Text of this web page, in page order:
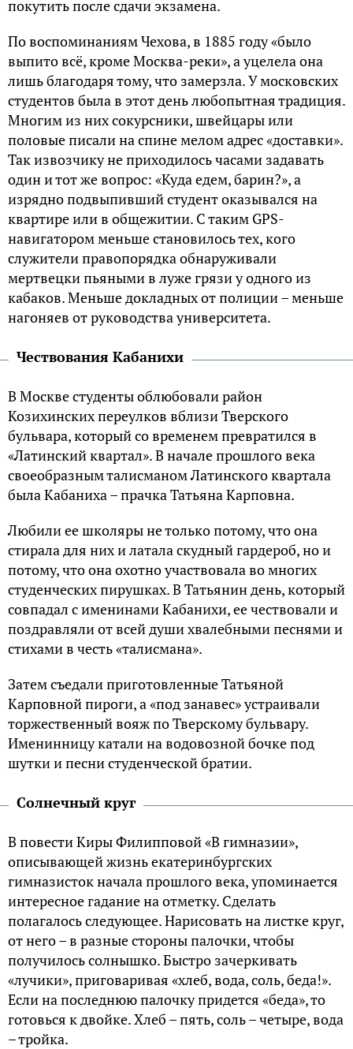
покутить после сдачи экзамена.
По воспоминаниям Чехова, в 1885 году «было
выпито всё, кроме Москва-реки», а уцелела она
лишь благодаря тому, что замерзла. У московских
студентов была в этот день любопытная традиция.
Многим из них сокурсники, швейцары или
половые писали на спине мелом адрес «доставки».
Так извозчику не приходилось часами задавать
один и тот же вопрос: «Куда едем, барин?», а
изрядно подвыпивший студент оказывался на
квартире или в общежитии. С таким GPS-
навигатором меньше становилось тех, кого
служители правопорядка обнаруживали
мертвецки пьяными в луже грязи у одного из
кабаков. Меньше докладных от полиции – меньше
нагоняев от руководства университета.
Чествования Кабанихи
В Москве студенты облюбовали район
Козихинских переулков вблизи Тверского
бульвара, который со временем превратился в
«Латинский квартал». В начале прошлого века
своеобразным талисманом Латинского квартала
была Кабаниха – прачка Татьяна Карповна.
Любили ее школяры не только потому, что она
стирала для них и латала скудный гардероб, но и
потому, что она охотно участвовала во многих
студенческих пирушках. В Татьянин день, который
совпадал с именинами Кабанихи, ее чествовали и
поздравляли от всей души хвалебными песнями и
стихами в честь «талисмана».
Затем съедали приготовленные Татьяной
Карповной пироги, а «под занавес» устраивали
торжественный вояж по Тверскому бульвару.
Именинницу катали на водовозной бочке под
шутки и песни студенческой братии.
Солнечный круг
В повести Киры Филипповой «В гимназии»,
описывающей жизнь екатеринбургских
гимназисток начала прошлого века, упоминается
интересное гадание на отметку. Сделать
полагалось следующее. Нарисовать на листке круг,
от него – в разные стороны палочки, чтобы
получилось солнышко. Быстро зачеркивать
«лучики», приговаривая «хлеб, вода, соль, беда!».
Если на последнюю палочку придется «беда», то
готовься к двойке. Хлеб – пять, соль – четыре, вода
– тройка.